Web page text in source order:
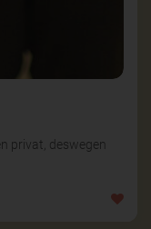
privat, deswegen